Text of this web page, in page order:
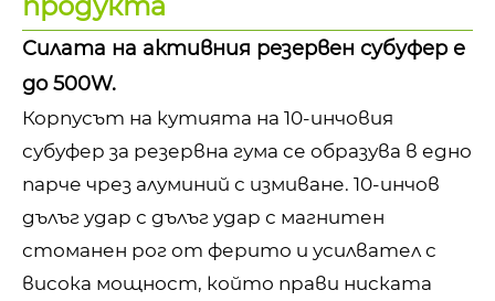
Силата на активния резервен субуфер е
до 500W.
Корпусът на кутията на 10-инчовия
субуфер за резервна гума се образува в едно
парче чрез алуминий с измиване. 10-инчов
дълъг удар с дълъг удар с магнитен
стоманен рог от ферито и усилвател с
висока мощност, който прави ниската